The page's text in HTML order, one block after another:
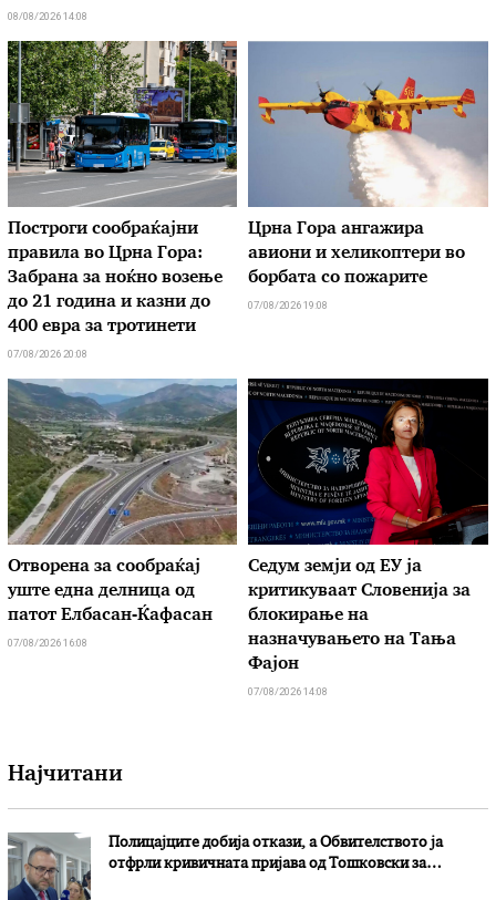
08/08/2026 14:08
Построги сообраќајни
правила во Црна Гора:
Забрана за ноќно возење
до 21 година и казни до
400 евра за тротинети
07/08/2026 20:08
Црна Гора ангажира
авиони и хеликоптери во
борбата со пожарите
07/08/2026 19:08
Отворена за сообраќај
уште една делница од
патот Елбасан-Ќафасан
07/08/2026 16:08
Седум земји од ЕУ ја
критикуваат Словенија за
блокирање на
назначувањето на Тања
Фајон
07/08/2026 14:08
Најчитани
Полицајците добија откази, а Обвителството ја
отфрли кривичната пријава од Тошковски за